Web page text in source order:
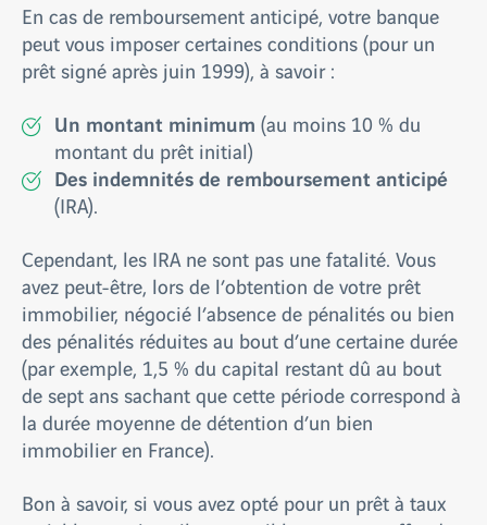
En cas de remboursement anticipé, votre banque
peut vous imposer certaines conditions (pour un
prêt signé après juin 1999), à savoir :
Un montant minimum (au moins 10 % du
montant du prêt initial)
Des indemnités de remboursement anticipé
(IRA).
Cependant, les IRA ne sont pas une fatalité. Vous
avez peut-être, lors de l’obtention de votre prêt
immobilier, négocié l’absence de pénalités ou bien
des pénalités réduites au bout d’une certaine durée
(par exemple, 1,5 % du capital restant dû au bout
de sept ans sachant que cette période correspond à
la durée moyenne de détention d’un bien
immobilier en France).
Bon à savoir, si vous avez opté pour un prêt à taux